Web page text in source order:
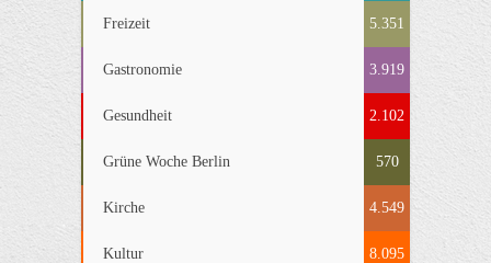
Freizeit 5.351
Gastronomie 3.919
Gesundheit 2.102
Grüne Woche Berlin 570
Kirche 4.549
Kultur 8.095